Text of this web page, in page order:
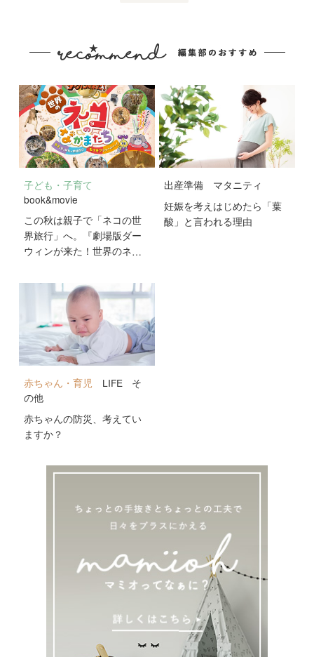
子ども・子育て
book&movie
この秋は親子で「ネコの世
界旅行」へ。『劇場版ダー
ウィンが来た！世界のネコ
公開！
出産準備
マタニティ
妊娠を考えはじめたら「葉
酸」と言われる理由
赤ちゃん・育児 LIFE
そ
の他
赤ちゃんの防災、考えてい
ますか？